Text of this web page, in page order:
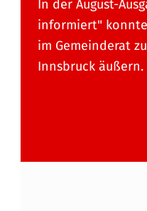
In der August-
informiert"
im Gemeinderat
Innsbruck äußern.